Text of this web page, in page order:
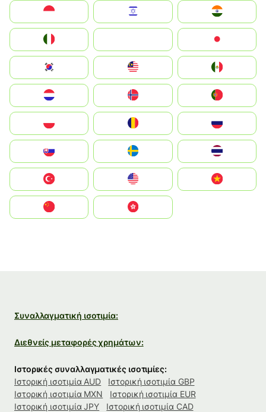
South Korea
United States
中國香港特別行政區
Συναλλαγματική ισοτιμία:
Διεθνείς μεταφορές χρημάτων:
Ιστορικές συναλλαγματικές ισοτιμίες:
Ιστορική ισοτιμία AUD
Ιστορική ισοτιμία GBP
Ιστορική ισοτιμία MXN
Ιστορική ισοτιμία EUR
Ιστορική ισοτιμία JPY
Ιστορική ισοτιμία CAD